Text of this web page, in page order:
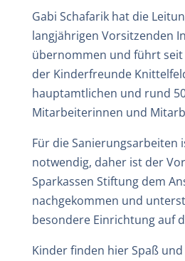
Gabi Schafarik hat die
langjährigen Vorsitzenden
übernommen und führt seit
der Kinderfreunde
hauptamtlichen und rund
Mitarbeiterinnen und
Für die Sanierungsarbeiten
notwendig, daher ist der
Sparkassen Stiftung dem
nachgekommen und
besondere Einrichtung auf
Kinder finden hier Spaß